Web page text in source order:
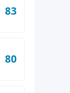
83
80